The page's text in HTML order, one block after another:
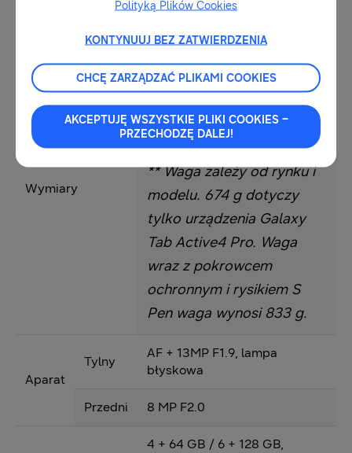
Android 12.0
Wymiary
242,9 x 170,2mm x 10,2mm*
(674 g**)
* Grubość urządzenia 10,2 mm
nie obejmuje ramki ekranu
głównego.
** Waga zależy od rynku i
modelu. 674 g dotyczy
tylko urządzenia Galaxy
Tab Active4 Pro. Waga
wraz z pokrowcem
ochronnym i rysikiem S
Pen waga wynosi 833 g.
Aparat
Tylny
AF + 13MP F1.9, lampa
błyskowa
Przedni 8 MP F2.0
4 + 64 GB / 6 + 128 GB,
Polityką Plików Cookies
KONTYNUUJ BEZ ZATWIERDZENIA
CHCĘ ZARZĄDZAĆ PLIKAMI COOKIES
AKCEPTUJĘ WSZYSTKIE PLIKI COOKIES –
PRZECHODZĘ DALEJ!